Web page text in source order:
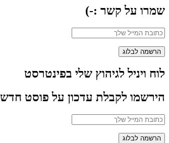
שמרו על קשר :-)
לוח ויניל לגיהוץ שלי בפינטרסט
הירשמו לקבלת עדכון על פוסט חדש